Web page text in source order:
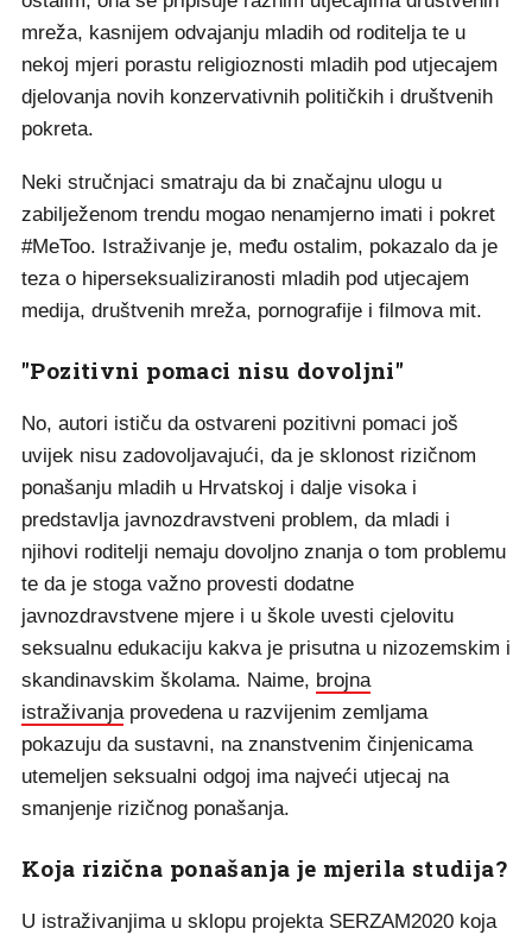
mreža, kasnijem odvajanju mladih od roditelja te u
nekoj mjeri porastu religioznosti mladih pod utjecajem
djelovanja novih konzervativnih političkih i društvenih
pokreta.
Neki stručnjaci smatraju da bi značajnu ulogu u
zabilježenom trendu mogao nenamjerno imati i pokret
#MeToo. Istraživanje je, među ostalim, pokazalo da je
teza o hiperseksualiziranosti mladih pod utjecajem
medija, društvenih mreža, pornografije i filmova mit.
"Pozitivni pomaci nisu dovoljni"
No, autori ističu da ostvareni pozitivni pomaci još
uvijek nisu zadovoljavajući, da je sklonost rizičnom
ponašanju mladih u Hrvatskoj i dalje visoka i
predstavlja javnozdravstveni problem, da mladi i
njihovi roditelji nemaju dovoljno znanja o tom problemu
te da je stoga važno provesti dodatne
javnozdravstvene mjere i u škole uvesti cjelovitu
seksualnu edukaciju kakva je prisutna u nizozemskim i
skandinavskim školama. Naime, brojna
istraživanjaprovedena u razvijenim zemljama
pokazuju da sustavni, na znanstvenim činjenicama
utemeljen seksualni odgoj ima najveći utjecaj na
smanjenje rizičnog ponašanja.
Koja rizična ponašanja je mjerila studija?
U istraživanjima u sklopu projekta SERZAM2020 koja